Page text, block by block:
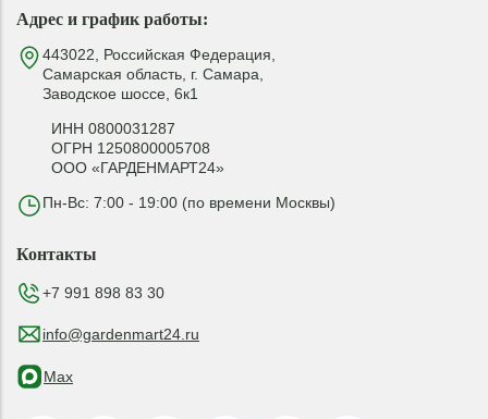
Адрес и график работы:
443022, Российская Федерация,
Самарская область, г. Самара,
Заводское шоссе, 6к1
ИНН 0800031287
ОГРН 1250800005708
ООО «ГАРДЕНМАРТ24»
Пн-Вс: 7:00 - 19:00 (по времени Москвы)
Контакты
+7 991 898 83 30
info@gardenmart24.ru
Max